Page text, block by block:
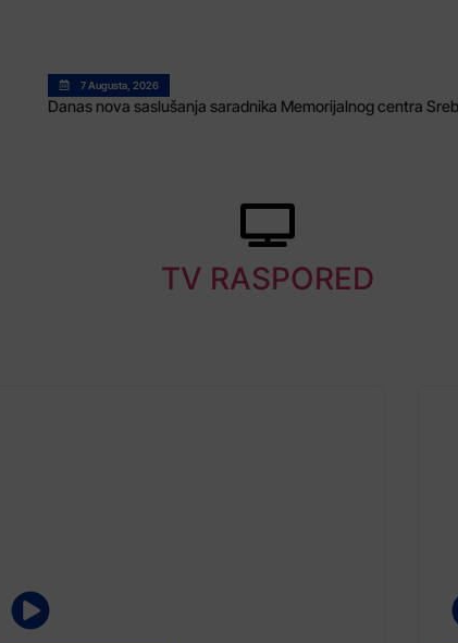
7 Augusta, 2026
Danas nova saslušanja saradnika Memorijalnog centra
TV RASPORED